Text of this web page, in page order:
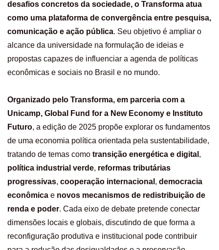
desafios concretos da sociedade, o Transforma atua
como uma plataforma de convergência entre pesquisa,
comunicação e ação pública. Seu objetivo é ampliar o
alcance da universidade na formulação de ideias e
propostas capazes de influenciar a agenda de políticas
econômicas e sociais no Brasil e no mundo.
Organizado pelo Transforma, em parceria com a
Unicamp, Global Fund for a New Economy e Instituto
Futuro, a edição de 2025 propõe explorar os fundamentos
de uma economia política orientada pela sustentabilidade,
tratando de temas como transição energética e digital ,
política industrial verde, reformas tributárias
progressivas, cooperação internacional , democracia
econômica e novos mecanismos de redistribuição de
renda e poder. Cada eixo de debate pretende conectar
dimensões locais e globais, discutindo de que forma a
reconfiguração produtiva e institucional pode contribuir